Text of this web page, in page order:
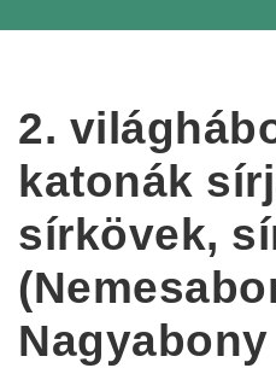
2.
katonák
sírkövek,